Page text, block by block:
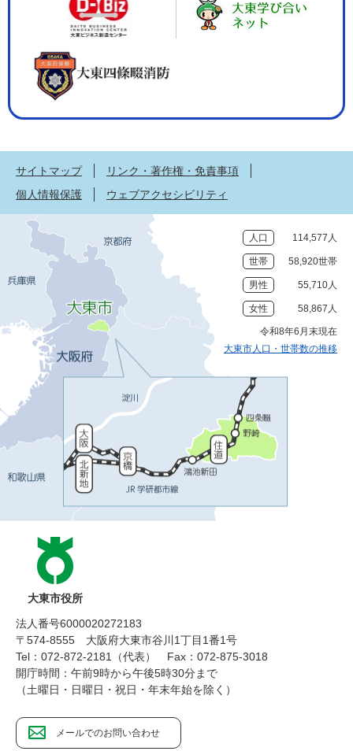
サイトマップ
リンク・著作権・免責事項
個人情報保護
ウェブアクセシビリティ
人口 114,577人
世帯 58,920世帯
男性 55,710人
女性 58,867人
令和8年6月末現在
大東市人口・世帯数の推移
大東市役所
法人番号6000020272183
〒574-8555 大阪府大東市谷川1丁目1番1号
Tel：072-872-2181（代表）
Fax：072-875-3018
開庁時間：午前9時から午後5時30分まで
（土曜日・日曜日・祝日・年末年始を除く）
メールでのお問い合わせ